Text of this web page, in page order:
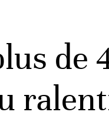
de